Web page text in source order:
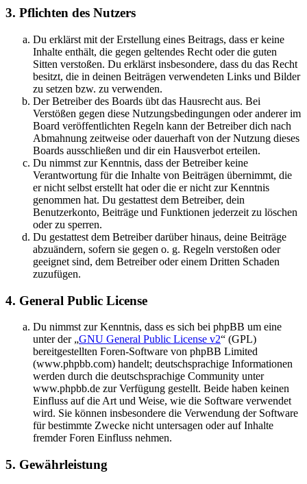
3. Pflichten des Nutzers
Du erklärst mit der Erstellung eines Beitrags, dass er keine
Inhalte enthält, die gegen geltendes Recht oder die guten
Sitten verstoßen. Du erklärst insbesondere, dass du das Recht
besitzt, die in deinen Beiträgen verwendeten Links und Bilder
zu setzen bzw. zu verwenden.
Der Betreiber des Boards übt das Hausrecht aus. Bei
Verstößen gegen diese Nutzungsbedingungen oder anderer im
Board veröffentlichten Regeln kann der Betreiber dich nach
Abmahnung zeitweise oder dauerhaft von der Nutzung dieses
Boards ausschließen und dir ein Hausverbot erteilen.
Du nimmst zur Kenntnis, dass der Betreiber keine
Verantwortung für die Inhalte von Beiträgen übernimmt, die
er nicht selbst erstellt hat oder die er nicht zur Kenntnis
genommen hat. Du gestattest dem Betreiber, dein
Benutzerkonto, Beiträge und Funktionen jederzeit zu löschen
oder zu sperren.
Du gestattest dem Betreiber darüber hinaus, deine Beiträge
abzuändern, sofern sie gegen o. g. Regeln verstoßen oder
geeignet sind, dem Betreiber oder einem Dritten Schaden
zuzufügen.
4. General Public License
Du nimmst zur Kenntnis, dass es sich bei phpBB um eine
unter der „GNU General Public License v2“ (GPL)
bereitgestellten Foren-Software von phpBB Limited
(www.phpbb.com) handelt; deutschsprachige Informationen
werden durch die deutschsprachige Community unter
www.phpbb.de zur Verfügung gestellt. Beide haben keinen
Einfluss auf die Art und Weise, wie die Software verwendet
wird. Sie können insbesondere die Verwendung der Software
für bestimmte Zwecke nicht untersagen oder auf Inhalte
fremder Foren Einfluss nehmen.
5. Gewährleistung